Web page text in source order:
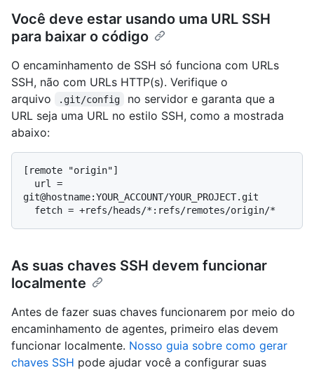
Você deve estar usando uma URL SSH
para baixar o código
O encaminhamento de SSH só funciona com URLs
SSH, não com URLs HTTP(s). Verifique o
arquivo
.git/config
no servidor e garanta que a
URL seja uma URL no estilo SSH, como a mostrada
abaixo:
[remote "origin"]
git@hostname:YOUR_ACCOUNT/YOUR_PROJECT.git
As suas chaves SSH devem funcionar
localmente
Antes de fazer suas chaves funcionarem por meio do
encaminhamento de agentes, primeiro elas devem
funcionar localmente. Nosso guia sobre como gerar
chaves SSH pode ajudar você a configurar suas